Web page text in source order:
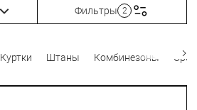
Фильтры 2
Куртки Штаны Комбинезоны